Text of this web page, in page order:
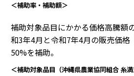
＜補助率・補助額＞
補助対象品目にかかる価格高騰額
和3年4月と令和7年4月の販売価格
50%を補助。
＜補助対象品目（沖縄県農業協同組合 糸